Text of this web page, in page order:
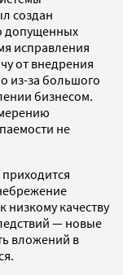
создан
допущенных
исправления
от внедрения
из-за большого
бизнесом.
не
низкому качеству
— новые
вложений в